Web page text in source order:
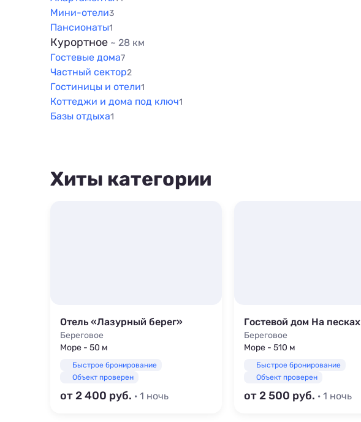
Мини-отели3
Пансионаты1
Курортное ~ 28 км
Гостевые дома7
Частный сектор2
Гостиницы и отели1
Коттеджи и дома под ключ1
Базы отдыха1
Хиты категории
Отель «Лазурный берег»
Береговое
Море - 50 м
Быстрое бронирование
Объект проверен
от 2 400 · 1 ночь
Гостевой дом На песках
Береговое
Море - 510 м
Быстрое бронирование
Объект проверен
от 2 500 · 1 ночь